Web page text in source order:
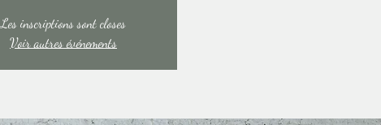
Les inscriptions sont closes
Voir autres événements